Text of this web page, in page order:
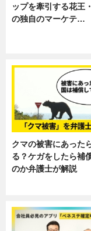
ップを牽引する花王
の独自のマーケテ…
クマの被害にあった
る？ケガをしたら補
のか弁護士が解説